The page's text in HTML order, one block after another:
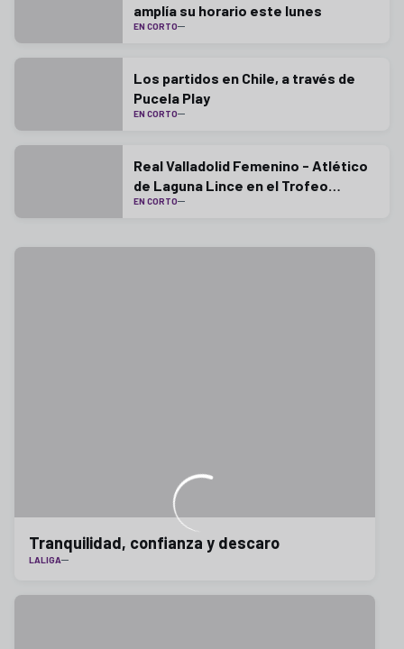
amplía su horario este lunes
EN CORTO
Los partidos en Chile, a través de
Pucela Play
EN CORTO
Real Valladolid Femenino - Atlético
de Laguna Lince en el Trofeo
Diputación
EN CORTO
Tranquilidad, confianza y descaro
LALIGA